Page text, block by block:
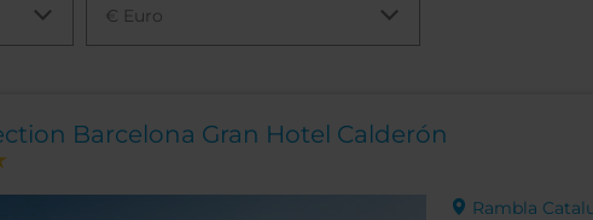
€ Euro
Barcelona Gran Hotel Calderón
Rambla